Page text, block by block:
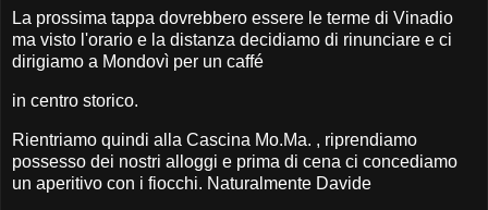
La prossima tappa dovrebbero essere le terme di Vinadio
ma visto l'orario e la distanza decidiamo di rinunciare e ci
dirigiamo a Mondovì per un caffé
in centro storico.
Rientriamo quindi alla Cascina Mo.Ma. , riprendiamo
possesso dei nostri alloggi e prima di cena ci concediamo
un aperitivo con i fiocchi. Naturalmente Davide